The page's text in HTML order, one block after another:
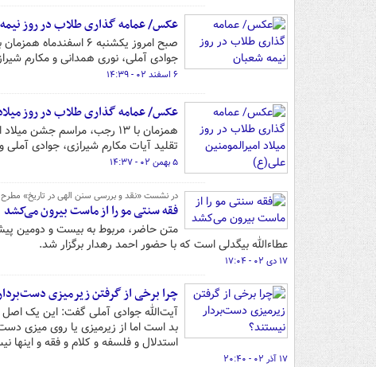
عکس/ عمامه گذاری طلاب در روز
صبح امروز یکشنبه ۶
جوادی آملی، نوری همدانی و مکارم
۶ اسفند ۰۲ - ۱۴:۳۹
عکس/ عمامه گذاری طلاب در روز
همزمان با ۱۳ رجب، مراسم
تقلید آیات مکارم شیرازی، جوادی آملی
۵ بهمن ۰۲ - ۱۴:۳۷
در نشست «نقد و بررسی سنن الهی در تاریخ»
فقه سنتی مو را از ماست بیرون می‌کشد
متن حاضر، مربوط به بیست و دومین
عطاء‌الله بیگدلی‌ است که با حضور احمد رهدار برگزار شد.
۱۷ دی ۰۲ - ۱۷:۰۴
چرا برخی از گرفتن زیرمیزی
آیت‌الله جوادی آملی گفت: این یک اصل
بد است اما از زیرمیزی یا روی میزی
استدلال و فلسفه و کلام و فقه و
۱۷ آذر ۰۲ - ۲۰:۴۰